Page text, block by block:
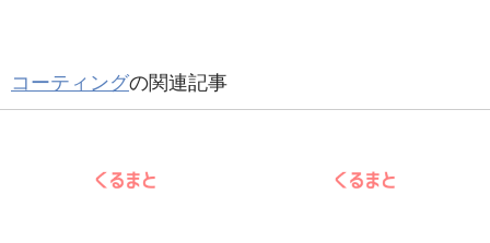
コーティングの関連記事